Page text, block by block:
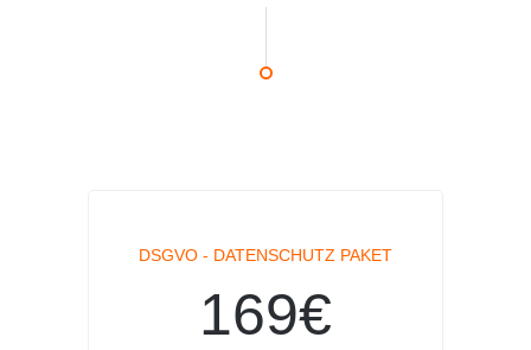
DSGVO - DATENSCHUTZ PAKET
169€